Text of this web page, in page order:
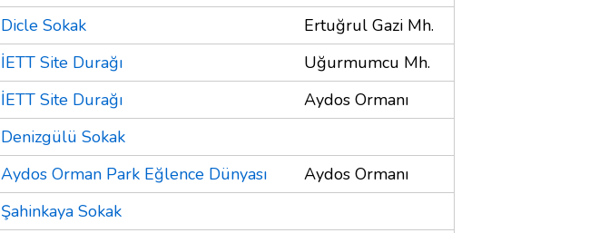
Dicle Sokak
Ertuğrul Gazi Mh.
İETT Site Durağı
Uğurmumcu Mh.
İETT Site Durağı
Aydos Ormanı
Denizgülü Sokak
Aydos Orman Park Eğlence Dünyası
Aydos Ormanı
Şahinkaya Sokak